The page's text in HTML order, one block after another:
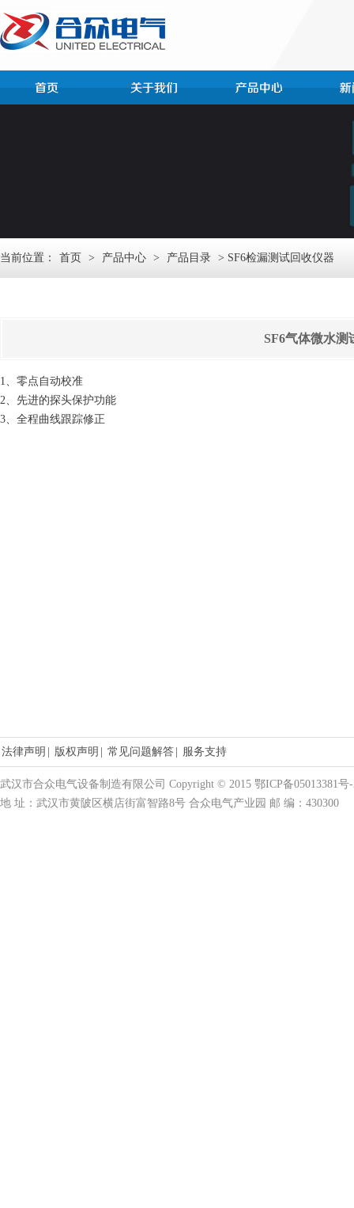
当前位置： 首页 > 产品中心 > 产品目录 > SF6检漏测试回收仪器
SF6气体微水测
1、零点自动校准
2、先进的探头保护功能
3、全程曲线跟踪修正
法律声明 版权声明 常见问题解答 服务支持
武汉市合众电气设备制造有限公司 Copyright © 2015 鄂ICP备05013381号
地 址：武汉市黄陂区横店街富智路8号 合众电气产业园 邮 编：430300